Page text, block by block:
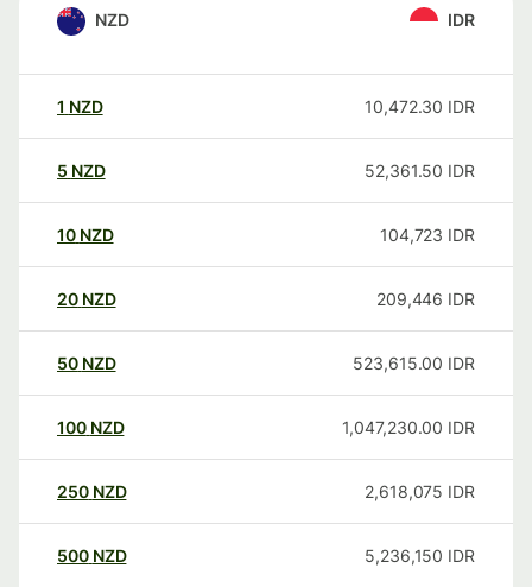
NZD IDR
1 NZD 10,472.30 IDR
5 NZD 52,361.50 IDR
10 NZD 104,723 IDR
20 NZD 209,446 IDR
50 NZD 523,615.00 IDR
100 NZD 1,047,230.00 IDR
250 NZD 2,618,075 IDR
500 NZD 5,236,150 IDR